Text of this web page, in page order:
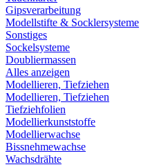
Gipsverarbeitung
Modellstifte & Socklersysteme
Sonstiges
Sockelsysteme
Doubliermassen
Alles anzeigen
Modellieren, Tiefziehen
Modellieren, Tiefziehen
Tiefziehfolien
Modellierkunststoffe
Modellierwachse
Bissnehmewachse
Wachsdrähte